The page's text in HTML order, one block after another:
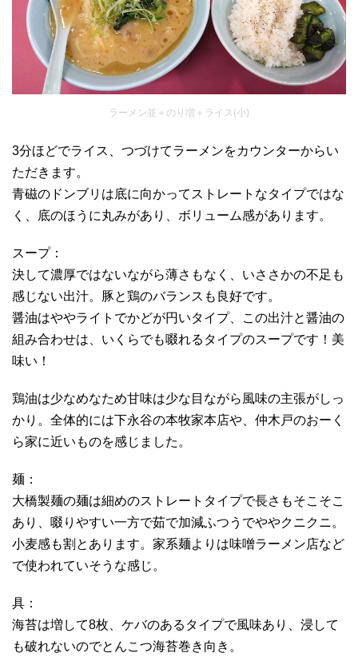
ラーメン並＋のり増＋ライス(小)
3分ほどでライス、つづけてラーメンをカウンターからい
ただきます。
青磁のドンブリは底に向かってストレートなタイプではな
く、底のほうに丸みがあり、ボリューム感があります。
スープ：
決して濃厚ではないながら薄さもなく、いささかの不足も
感じない出汁。豚と鶏のバランスも良好です。
醤油はややライトでかどが円いタイプ、この出汁と醤油の
組み合わせは、いくらでも啜れるタイプのスープです！美
味い！
鶏油は少なめなため甘味は少な目ながら風味の主張がしっ
かり。全体的には下永谷の本牧家本店や、仲木戸のおーく
ら家に近いものを感じました。
麺：
大橋製麺の麺は細めのストレートタイプで長さもそこそこ
あり、啜りやすい一方で茹で加減ふつうでややクニクニ。
小麦感も割とあります。家系麺よりは味噌ラーメン店など
で使われていそうな感じ。
具：
海苔は増して8枚、ケバのあるタイプで風味あり、浸して
も破れないのでとんこつ海苔巻き向き。